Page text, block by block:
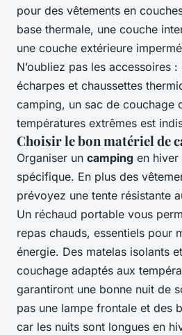
pour des vêtements en
base thermale, une couche
une couche extérieure
N’oubliez pas les accessoires
écharpes et chaussettes
camping, un sac de couchage
températures extrêmes est
Choisir le bon matériel de
Organiser un camping en hiver
spécifique. En plus des
prévoyez une tente résistante
Un réchaud portable vous
repas chauds, essentiels pour
énergie. Des matelas isolants
couchage adaptés aux
garantiront une bonne nuit de
pas une lampe frontale et des
car les nuits sont longues en